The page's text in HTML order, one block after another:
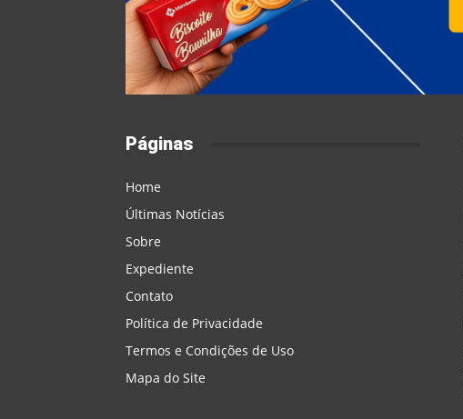
Páginas
Home
Últimas Notícias
Sobre
Expediente
Contato
Política de Privacidade
Termos e Condições de Uso
Mapa do Site